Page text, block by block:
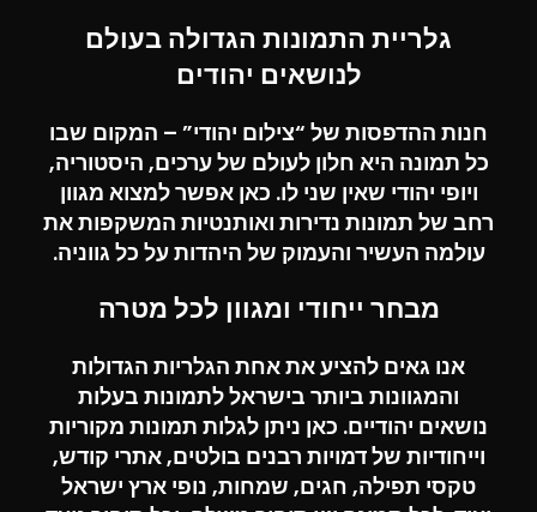
גלריית התמונות הגדולה בעולם
לנושאים יהודים
חנות ההדפסות של “צילום יהודי” – המקום שבו
כל תמונה היא חלון לעולם של ערכים, היסטוריה,
ויופי יהודי שאין שני לו. כאן אפשר למצוא מגוון
רחב של תמונות נדירות ואותנטיות המשקפות את
עולמה העשיר והעמוק של היהדות על כל גווניה.
מבחר ייחודי ומגוון לכל מטרה
אנו גאים להציע את אחת הגלריות הגדולות
והמגוונות ביותר בישראל לתמונות בעלות
נושאים יהודיים. כאן ניתן לגלות תמונות מקוריות
וייחודיות של דמויות רבנים בולטים, אתרי קודש,
טקסי תפילה, חגים, שמחות, נופי ארץ ישראל